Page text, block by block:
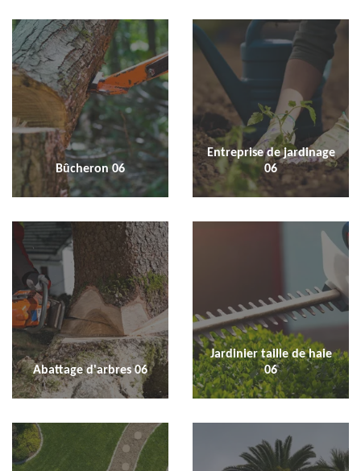
Bûcheron 06
Entreprise de jardinage
06
Abattage d'arbres 06
Jardinier taille de haie
06